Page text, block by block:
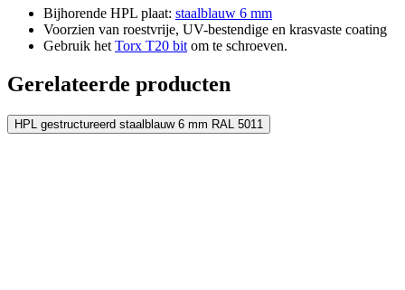
Bijhorende HPL plaat: staalblauw 6 mm
Voorzien van roestvrije, UV-bestendige en krasvaste coating
Gebruik hetTorx T20 bitom te schroeven.
Gerelateerde producten
HPL gestructureerd staalblauw 6 mm RAL 5011